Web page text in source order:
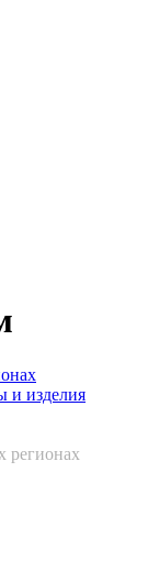
и изделия
регионах